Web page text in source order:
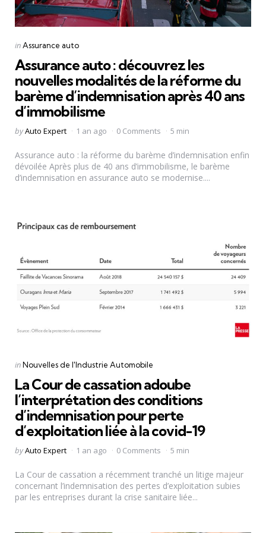
Categories
Posted
inAssurance auto
Assurance auto : découvrez les
nouvelles modalités de la réforme du
barème d’indemnisation après 40 ans
d’immobilisme
Posted
byAuto Expert 1 an ago 0 Comments 5 min
Assurance auto : la réforme du barème d’indemnisation enfin
dévoilée Après plus de 40 ans d’immobilisme, le barème
d’indemnisation en assurance auto se modernise....
Categories
Posted
inNouvelles de l'Industrie Automobile
La Cour de cassation adoube
l’interprétation des conditions
d’indemnisation pour perte
d’exploitation liée à la covid-19
Posted
byAuto Expert 1 an ago 0 Comments 5 min
La Cour de cassation a récemment tranché un litige majeur
concernant l’indemnisation des pertes d’exploitation subies
par les entreprises durant la crise sanitaire liée...